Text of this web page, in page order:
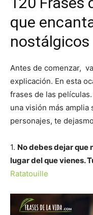
que
nostálgicos
Antes de comenzar,
explicación. En esta
frases de las
una visión más
personajes, te
1. No debes dejar que
lugar del que vienes.
Ratatouille